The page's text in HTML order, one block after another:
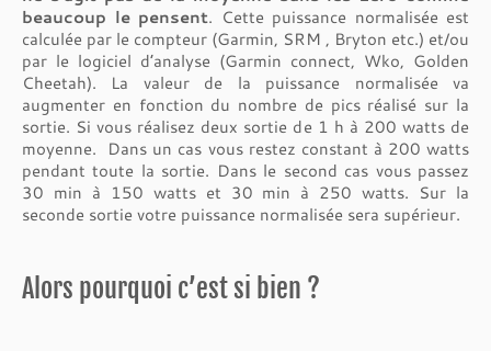
beaucoup le pensent. Cette puissance normalisée est
calculée par le compteur (Garmin, SRM , Bryton etc.) et/ou
par le logiciel d’analyse (Garmin connect, Wko, Golden
Cheetah). La valeur de la puissance normalisée va
augmenter en fonction du nombre de pics réalisé sur la
sortie. Si vous réalisez deux sortie de 1 h à 200 watts de
moyenne. Dans un cas vous restez constant à 200 watts
pendant toute la sortie. Dans le second cas vous passez
30 min à 150 watts et 30 min à 250 watts. Sur la
seconde sortie votre puissance normalisée sera supérieur.
Alors pourquoi c’est si bien ?